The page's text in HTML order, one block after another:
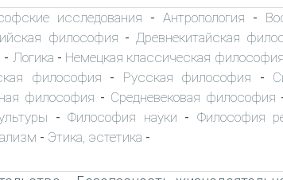
исследования - Антропология -
философия - Древнекитайская
- Логика - Немецкая классическая философия
философия - Русская философия -
философия - Средневековая философия
-Философия науки - Философия
- Этика, эстетика -